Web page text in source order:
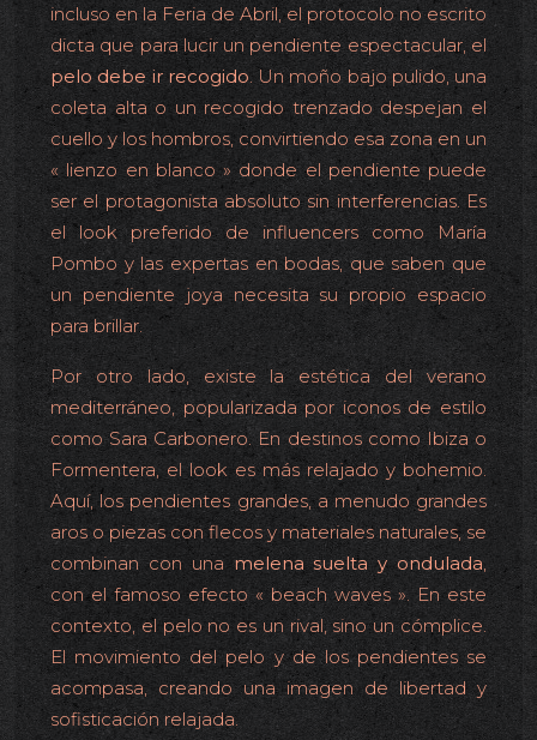
incluso en la Feria de Abril, el protocolo no escrito
dicta que para lucir un pendiente espectacular, el
pelo debe ir recogido. Un moño bajo pulido, una
coleta alta o un recogido trenzado despejan el
cuello y los hombros, convirtiendo esa zona en un
« lienzo en blanco » donde el pendiente puede
ser el protagonista absoluto sin interferencias. Es
el look preferido de influencers como María
Pombo y las expertas en bodas, que saben que
un pendiente joya necesita su propio espacio
para brillar.
Por otro lado, existe la estética del verano
mediterráneo, popularizada por iconos de estilo
como Sara Carbonero. En destinos como Ibiza o
Formentera, el look es más relajado y bohemio.
Aquí, los pendientes grandes, a menudo grandes
aros o piezas con flecos y materiales naturales, se
combinan con unamelena suelta y ondulada,
con el famoso efecto « beach waves ». En este
contexto, el pelo no es un rival, sino un cómplice.
El movimiento del pelo y de los pendientes se
acompasa, creando una imagen de libertad y
sofisticación relajada.